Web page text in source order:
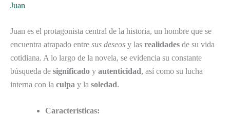
Juan
Juan es el protagonista central de la historia, un hombre que se
encuentra atrapado entre sus deseos y las realidades de su vida
cotidiana. A lo largo de la novela, se evidencia su constante
búsqueda de significado y autenticidad, así como su lucha
interna con la culpa y la soledad.
Características: